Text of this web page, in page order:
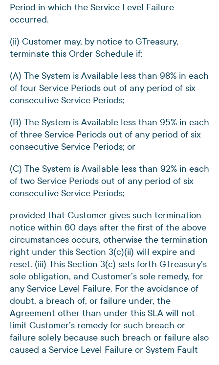
Period in which the Service Level Failure
occurred.
(ii) Customer may, by notice to GTreasury,
terminate this Order Schedule if:
(A) The System is Available less than 98% in each
of four Service Periods out of any period of six
consecutive Service Periods;
(B) The System is Available less than 95% in each
of three Service Periods out of any period of six
consecutive Service Periods; or
(C) The System is Available less than 92% in each
of two Service Periods out of any period of six
consecutive Service Periods;
provided that Customer gives such termination
notice within 60 days after the first of the above
circumstances occurs, otherwise the termination
right under this Section 3(c)(ii) will expire and
reset. (iii) This Section 3(c) sets forth GTreasury’s
sole obligation, and Customer’s sole remedy, for
any Service Level Failure. For the avoidance of
doubt, a breach of, or failure under, the
Agreement other than under this SLA will not
limit Customer’s remedy for such breach or
failure solely because such breach or failure also
caused a Service Level Failure or System Fault